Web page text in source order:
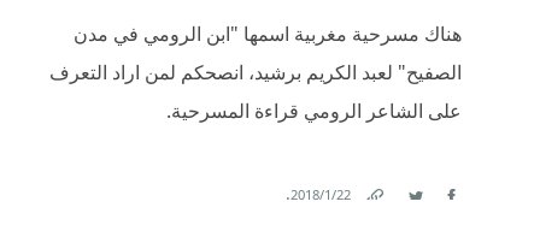
هناك مسرحية مغربية اسمها "ابن الرومي في مدن
الصفيح" لعبد الكريم برشيد، انصحكم لمن اراد التعرف
على الشاعر الرومي قراءة المسرحية.
22‏/1‏/2018
.